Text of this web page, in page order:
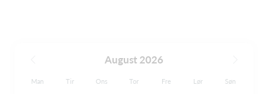
August 2026
Man Tir Ons Tor Fre Lør Søn